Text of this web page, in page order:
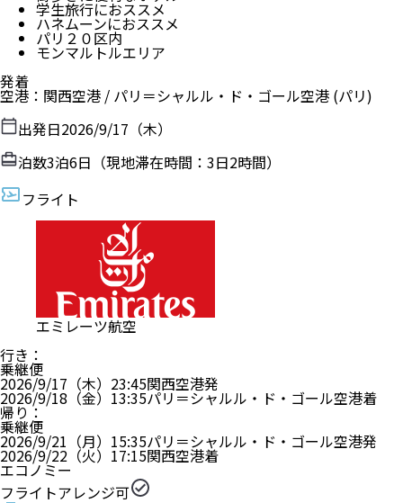
学生旅行におススメ
ハネムーンにおススメ
パリ２０区内
モンマルトルエリア
発着
空港 ： 関西空港 / パリ＝シャルル・ド・ゴール空港 (パリ)
出発日2026/9/17（木）
泊数3泊6日（現地滞在時間： 3日2時間）
フライト
エミレーツ航空
行き ：
乗継便
2026/9/17（木） 23:45関西空港発
2026/9/18（金） 13:35パリ＝シャルル・ド・ゴール空港着
帰り ：
乗継便
2026/9/21（月） 15:35パリ＝シャルル・ド・ゴール空港発
2026/9/22（火） 17:15関西空港着
エコノミー
フライトアレンジ可